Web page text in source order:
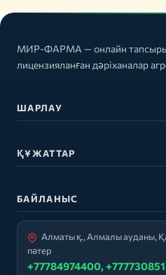
МИР-ФАРМА — онлайн
лицензияланған дәріханалар
ШАРЛАУ
ҚҰЖАТТАР
БАЙЛАНЫС
Алматы қ., Алмалы ауданы,
пәтер
+77784974400,